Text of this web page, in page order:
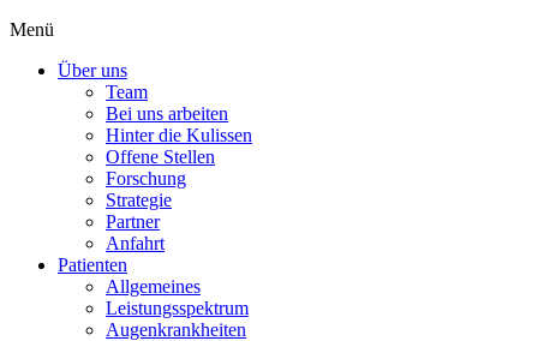
Menü
Über uns
Team
Bei uns arbeiten
Hinter die Kulissen
Offene Stellen
Forschung
Strategie
Partner
Anfahrt
Patienten
Allgemeines
Leistungsspektrum
Augenkrankheiten